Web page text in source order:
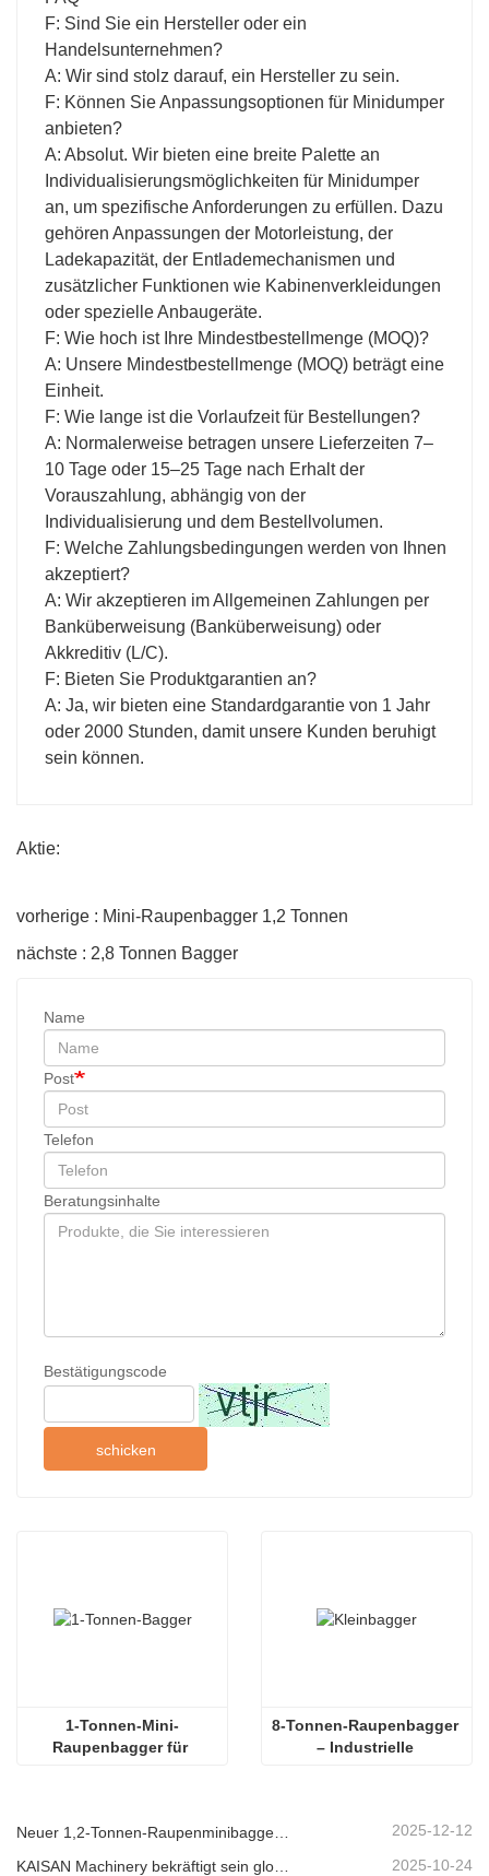
F: Sind Sie ein Hersteller oder ein
Handelsunternehmen?
A: Wir sind stolz darauf, ein Hersteller zu sein.
F: Können Sie Anpassungsoptionen für Minidumper
anbieten?
A: Absolut. Wir bieten eine breite Palette an
Individualisierungsmöglichkeiten für Minidumper
an, um spezifische Anforderungen zu erfüllen. Dazu
gehören Anpassungen der Motorleistung, der
Ladekapazität, der Entlademechanismen und
zusätzlicher Funktionen wie Kabinenverkleidungen
oder spezielle Anbaugeräte.
F: Wie hoch ist Ihre Mindestbestellmenge (MOQ)?
A: Unsere Mindestbestellmenge (MOQ) beträgt eine
Einheit.
F: Wie lange ist die Vorlaufzeit für Bestellungen?
A: Normalerweise betragen unsere Lieferzeiten 7–
10 Tage oder 15–25 Tage nach Erhalt der
Vorauszahlung, abhängig von der
Individualisierung und dem Bestellvolumen.
F: Welche Zahlungsbedingungen werden von Ihnen
akzeptiert?
A: Wir akzeptieren im Allgemeinen Zahlungen per
Banküberweisung (Banküberweisung) oder
Akkreditiv (L/C).
F: Bieten Sie Produktgarantien an?
A: Ja, wir bieten eine Standardgarantie von 1 Jahr
oder 2000 Stunden, damit unsere Kunden beruhigt
sein können.
Aktie:
vorherige : Mini-Raupenbagger 1,2 Tonnen
nächste : 2,8 Tonnen Bagger
Name
Post
Telefon
Beratungsinhalte
Bestätigungscode
schicken
1-Tonnen-Mini-
Raupenbagger für
8-Tonnen-Raupenbagger
– Industrielle
2025-12-12
2025-10-24